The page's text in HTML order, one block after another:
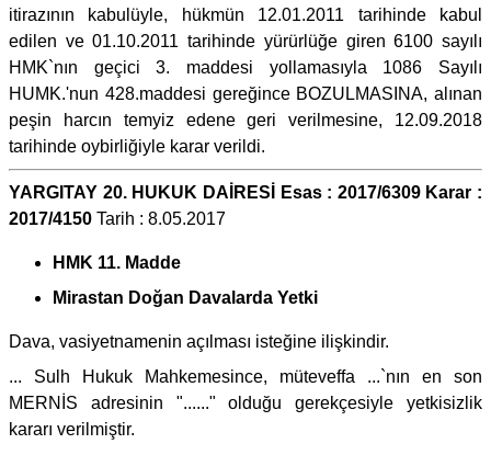
itirazının kabulüyle, hükmün 12.01.2011 tarihinde kabul
edilen ve 01.10.2011 tarihinde yürürlüğe giren 6100 sayılı
HMK`nın geçici 3. maddesi yollamasıyla 1086 Sayılı
HUMK.'nun 428.maddesi gereğince BOZULMASINA, alınan
peşin harcın temyiz edene geri verilmesine, 12.09.2018
tarihinde oybirliğiyle karar verildi.
YARGITAY 20. HUKUK DAİRESİ Esas : 2017/6309 Karar :
2017/4150 Tarih : 8.05.2017
HMK 11. Madde
Mirastan Doğan Davalarda Yetki
Dava, vasiyetnamenin açılması isteğine ilişkindir.
... Sulh Hukuk Mahkemesince, müteveffa ...`nın en son
MERNİS adresinin "......" olduğu gerekçesiyle yetkisizlik
kararı verilmiştir.